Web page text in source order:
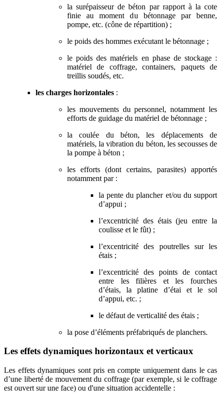
la surépaisseur de béton par rapport à la cote
finie au moment du bétonnage par benne,
pompe, etc. (cône de répartition) ;
le poids des hommes exécutant le bétonnage ;
le poids des matériels en phase de stockage :
matériel de coffrage, containers, paquets de
treillis soudés, etc.
les charges horizontales :
les mouvements du personnel, notamment les
efforts de guidage du matériel de bétonnage ;
la coulée du béton, les déplacements de
matériels, la vibration du béton, les secousses de
la pompe à béton ;
les efforts (dont certains, parasites) apportés
notamment par :
la pente du plancher et/ou du support
d’appui ;
l’excentricité des étais (jeu entre la
coulisse et le fût) ;
l’excentricité des poutrelles sur les
étais ;
l’excentricité des points de contact
entre les filières et les fourches
d’étais, la platine d’étai et le sol
d’appui, etc. ;
le défaut de verticalité des étais ;
la pose d’éléments préfabriqués de planchers.
Les effets dynamiques horizontaux et verticaux
Les effets dynamiques sont pris en compte uniquement dans le cas
d’une liberté de mouvement du coffrage (par exemple, si le coffrage
est ouvert sur une face) ou d'une situation accidentelle :